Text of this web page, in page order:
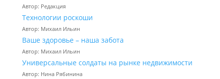
Автор: Редакция
Технологии роскоши
Автор: Михаил Ильин
Ваше здоровье – наша забота
Автор: Михаил Ильин
Универсальные солдаты на рынке недвижимости
Автор: Нина Рябинина